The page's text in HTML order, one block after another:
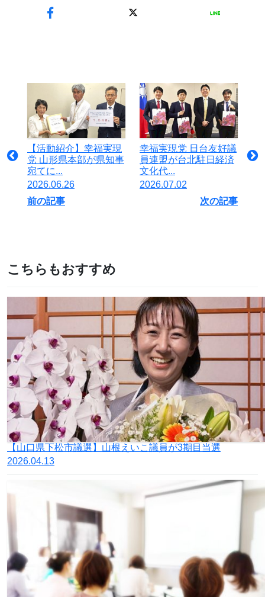
【活動紹介】幸福実現
党 山形県本部が県知事
宛てに...
2026.06.26
前の記事
幸福実現党 日台友好議
員連盟が台北駐日経済
文化代...
2026.07.02
次の記事
こちらもおすすめ
【山口県下松市議選】山根えいこ議員が3期目当選
2026.04.13